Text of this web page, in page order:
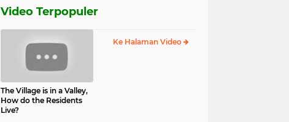
Video Terpopuler
The Village is in a Valley,
How do the Residents
Live?
Ke Halaman Video